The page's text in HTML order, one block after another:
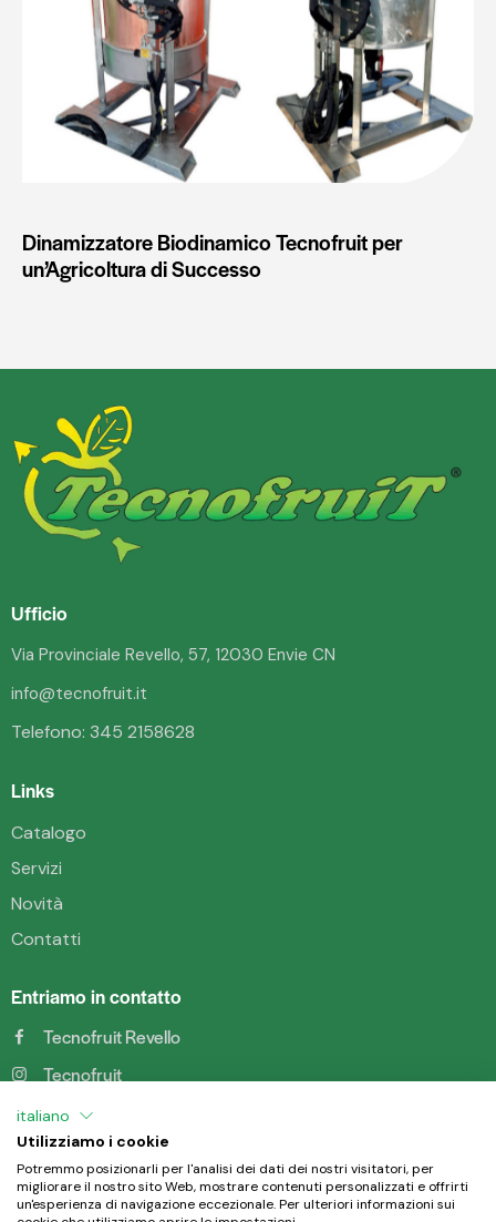
Dinamizzatore Biodinamico Tecnofruit per
un’Agricoltura di Successo
Ufficio
Via Provinciale Revello, 57, 12030 Envie CN
info@tecnofruit.it
Telefono: 345 2158628
Links
Catalogo
Servizi
Novità
Contatti
Entriamo in contatto
Tecnofruit Revello
Tecnofruit
Tecnofruit
Tecnofruit di Chiabrando
italiano
Utilizziamo i cookie
Potremmo posizionarli per l'analisi dei dati dei nostri visitatori, per
migliorare il nostro sito Web, mostrare contenuti personalizzati e offrirti
un'esperienza di navigazione eccezionale. Per ulteriori informazioni sui